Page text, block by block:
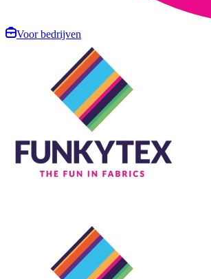
Voor bedrijven